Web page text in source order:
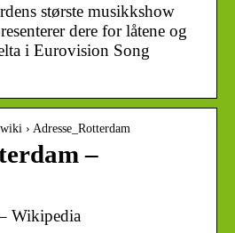
største musikkshow
dere for låtene og
i Eurovision Song
› Adresse_Rotterdam
–
Wikipedia